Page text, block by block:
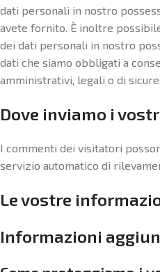
dati personali in nostro
avete fornito. È inoltre
dei dati personali in nostro
dati che siamo obbligati a
amministrativi, legali o di
Dove inviamo i
I commenti dei visitatori
servizio automatico di
Le vostre
Informazioni